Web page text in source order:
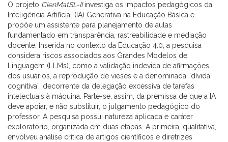
O projeto CienMatSL-IIinvestiga os impactos pedagógicos da
Inteligência Artificial (IA) Generativa na Educação Básica e
propõe um assistente para planejamento de aulas
fundamentado em transparência, rastreabilidade e mediação
docente. Inserida no contexto da Educação 4.0, a pesquisa
considera riscos associados aos Grandes Modelos de
Linguagem (LLMs), como a validação indevida de afirmações
dos usuários, a reprodução de vieses e a denominada “dívida
cognitiva”, decorrente da delegação excessiva de tarefas
intelectuais à máquina. Parte-se, assim, da premissa de que a IA
deve apoiar, e não substituir, o julgamento pedagógico do
professor. A pesquisa possui natureza aplicada e caráter
exploratório, organizada em duas etapas. A primeira, qualitativa,
envolveu análise crítica de artigos científicos e diretrizes